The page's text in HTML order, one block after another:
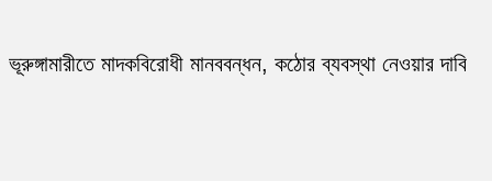
ভূরুঙ্গামারীতে মাদকবিরোধী মানববন্ধন, কঠোর ব্যবস্থা নেওয়ার দাবি